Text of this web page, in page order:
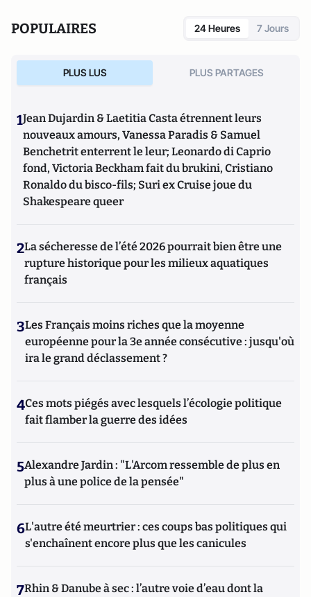
POPULAIRES 24 Heures 7 Jours
PLUS LUS PLUS PARTAGES
1Jean Dujardin & Laetitia Casta étrennent leurs
nouveaux amours, Vanessa Paradis & Samuel
Benchetrit enterrent le leur; Leonardo di Caprio
fond, Victoria Beckham fait du brukini, Cristiano
Ronaldo du bisco-fils; Suri ex Cruise joue du
Shakespeare queer
2La sécheresse de l’été 2026 pourrait bien être une
rupture historique pour les milieux aquatiques
français
3Les Français moins riches que la moyenne
européenne pour la 3e année consécutive : jusqu'où
ira le grand déclassement ?
4Ces mots piégés avec lesquels l’écologie politique
fait flamber la guerre des idées
5Alexandre Jardin : "L'Arcom ressemble de plus en
plus à une police de la pensée"
6L'autre été meurtrier : ces coups bas politiques qui
s'enchaînent encore plus que les canicules
7Rhin & Danube à sec : l’autre voie d’eau dont la